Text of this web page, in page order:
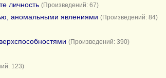
личность (Произведений: 67)
аномальными явлениями (Произведений: 84)
(Произведений: 390)
123)